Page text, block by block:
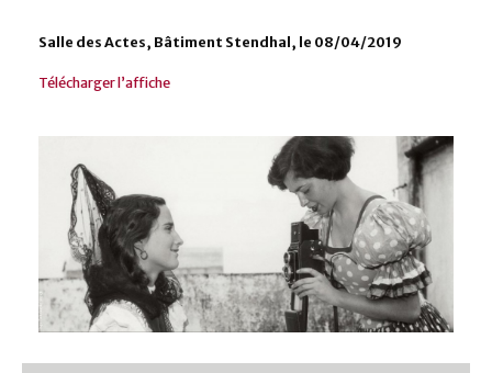
Salle des Actes, Bâtiment Stendhal, le 08/04/2019
Télécharger l’affiche